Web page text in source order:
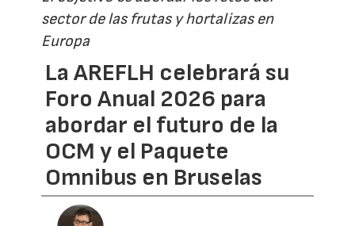
sector de las frutas y hortalizas en
Europa
La AREFLH celebrará su
Foro Anual 2026 para
abordar el futuro de la
OCM y el Paquete
Omnibus en Bruselas